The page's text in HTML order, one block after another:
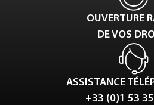
OUVERTURE
DE VOS
ASSISTANCE
+33 (0)1 53